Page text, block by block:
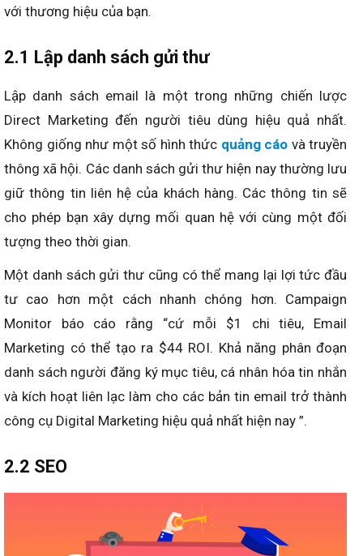
với thương hiệu của bạn.
2.1 Lập danh sách gửi thư
Lập danh sách email là một trong những chiến lược
Direct Marketing đến người tiêu dùng hiệu quả nhất.
Không giống như một số hình thức quảng cáo và truyền
thông xã hội. Các danh sách gửi thư hiện nay thường lưu
giữ thông tin liên hệ của khách hàng. Các thông tin sẽ
cho phép bạn xây dựng mối quan hệ với cùng một đối
tượng theo thời gian.
Một danh sách gửi thư cũng có thể mang lại lợi tức đầu
tư cao hơn một cách nhanh chóng hơn. Campaign
Monitor báo cáo rằng “cứ mỗi $1 chi tiêu, Email
Marketing có thể tạo ra $44 ROI. Khả năng phân đoạn
danh sách người đăng ký mục tiêu, cá nhân hóa tin nhắn
và kích hoạt liên lạc làm cho các bản tin email trở thành
công cụ Digital Marketing hiệu quả nhất hiện nay ”.
2.2 SEO